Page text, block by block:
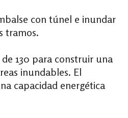
con túnel e inundar
tramos.
130 para construir una
inundables. El
capacidad energética